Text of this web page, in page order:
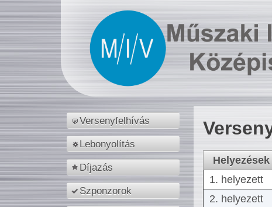
Versenyfelhívás
Lebonyolítás
Díjazás
Szponzorok
Helyezések
1. helyezett
2. helyezett